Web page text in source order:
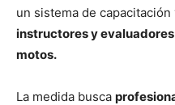
un sistema de capacitación
instructores y
motos.
La medida busca